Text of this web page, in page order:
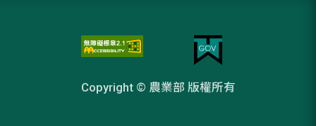
Copyright © 農業部 版權所有